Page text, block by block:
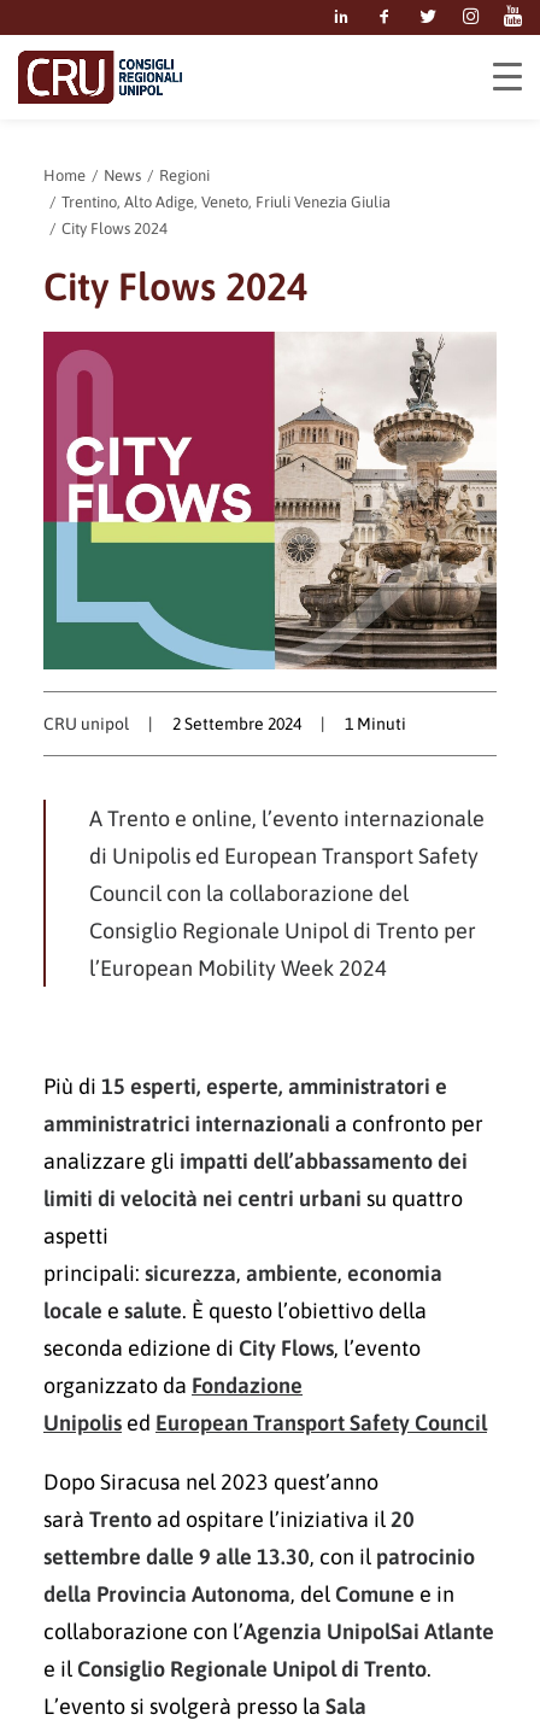
Home News
Regioni
Trentino, Alto Adige, Veneto, Friuli Venezia Giulia
City Flows 2024
City Flows 2024
CRU unipol | 2 Settembre 2024 | 1 Minuti
A Trento e online, l’evento internazionale
di Unipolis ed European Transport Safety
Council con la collaborazione del
Consiglio Regionale Unipol di Trento per
l’European Mobility Week 2024
Più di 15 esperti, esperte, amministratori e
amministratrici internazionali a confronto per
analizzare gli impatti dell’abbassamento dei
limiti di velocità nei centri urbani su quattro
aspetti
principali: sicurezza, ambiente, economia
locale e salute. È questo l’obiettivo della
seconda edizione di City Flows, l’evento
organizzato da Fondazione
Unipolis ed European Transport Safety Council
Dopo Siracusa nel 2023 quest’anno
sarà Trento ad ospitare l’iniziativa il20
settembre dalle 9 alle 13.30, con il patrocinio
della Provincia Autonoma, del Comune e in
collaborazione con l’Agenzia UnipolSai Atlante
e il Consiglio Regionale Unipol di Trento.
L’evento si svolgerà presso la Sala